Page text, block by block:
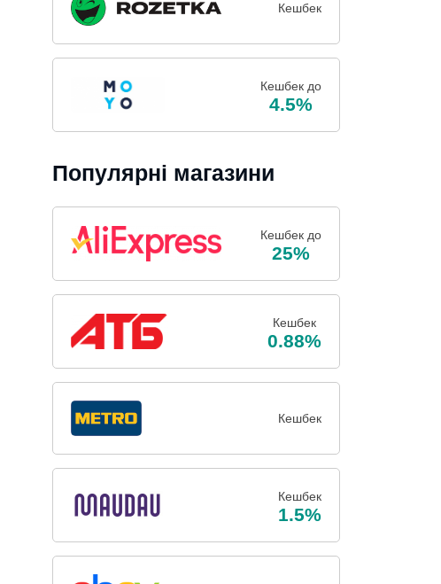
Кешбек
Кешбек до
4.5%
Популярні магазини
Кешбек до
25%
Кешбек
0.88%
Кешбек
Кешбек
1.5%